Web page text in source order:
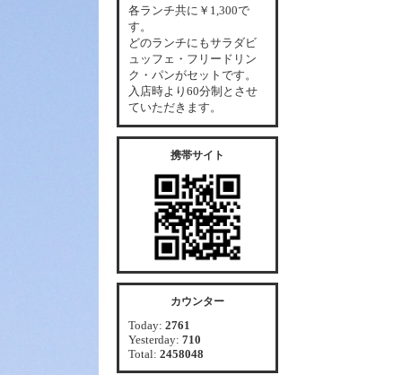
各ランチ共に￥1,300で
す。
どのランチにもサラダビ
ュッフェ・フリードリン
ク・パンがセットです。
入店時より60分制とさせ
ていただきます。
携帯サイト
カウンター
Today: 2761
Yesterday: 710
Total: 2458048